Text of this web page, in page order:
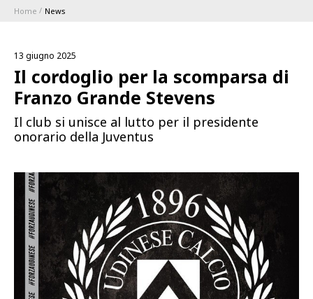
1896 MEMBERSHIP PROGRAM
STAGIONE
Serie A
Coppa Italia
Calendari e Risultati
Classifiche
BLUENERGY STADIUM
MEETING CENTER
SPONSOR
Home News
13 giugno 2025
Il cordoglio per la scomparsa di
Franzo Grande Stevens
Il club si unisce al lutto per il presidente
onorario della Juventus